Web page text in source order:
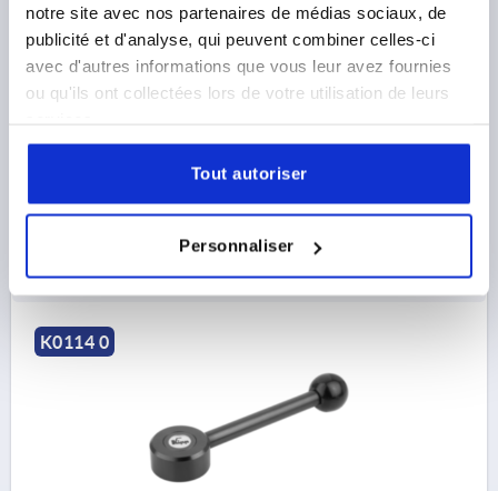
notre site avec nos partenaires de médias sociaux, de
publicité et d'analyse, qui peuvent combiner celles-ci
avec d'autres informations que vous leur avez fournies
ou qu'ils ont collectées lors de votre utilisation de leurs
Tout autoriser
Personnaliser
LEVIER DE SERRAGE PLATE T. 2 M12, A=131, FORME:0°,
ACIER, COMP:PLASTIQUE
FILETAGE=M12
PROFONDEUR DE FILETAGE=21
FORME=0°
LONGUEUR DE POIGNÉE=131 D=19
D1=41
hors frais d’envoi
K0114 0